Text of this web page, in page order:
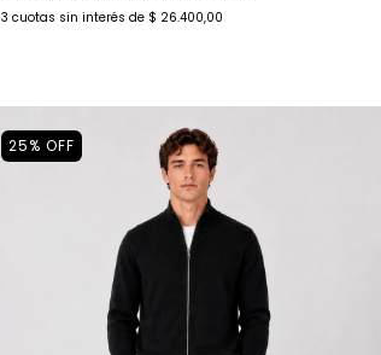
3 cuotas sin interés de $ 26.400,00
25%OFF